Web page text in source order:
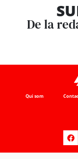
De la
Qui som